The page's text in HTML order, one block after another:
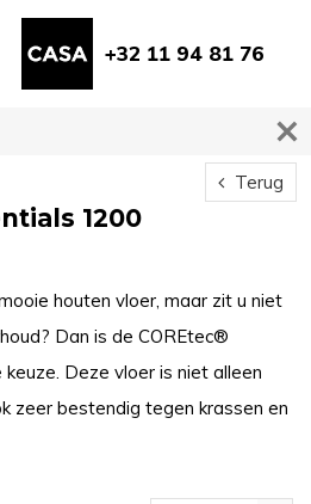
+32 11 94 81 76
Terug
1200
houten vloer, maar zit u niet
Dan is de COREtec®
Deze vloer is niet alleen
zeer bestendig tegen krassen en